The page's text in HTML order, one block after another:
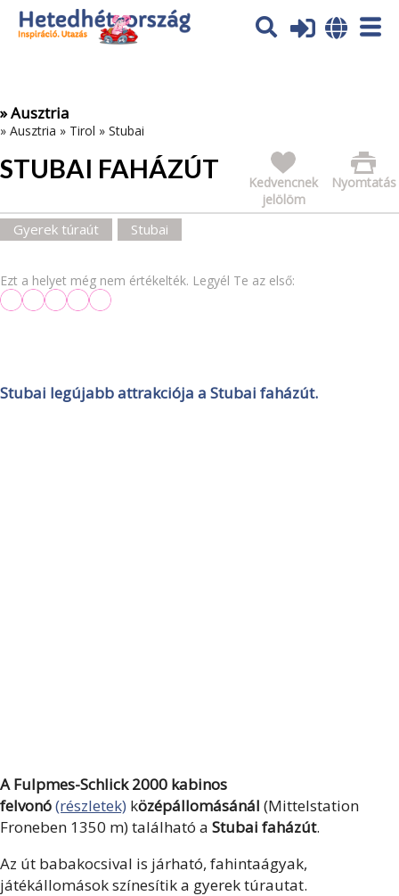
Az oldal sütiket (cookies) használ. További tájékoztatás itt:
Adatvédelmi tájékoztató
» Ausztria
» Ausztria » Tirol » Stubai
STUBAI FAHÁZÚT Nyomtatás
Kedvencnek
jelölöm
Gyerek túraút Stubai
Ezt a helyet még nem értékelték. Legyél Te az első:
Stubai legújabb attrakciója a Stubai faházút.
A Fulpmes-Schlick 2000 kabinos
felvonó(részletek) középállomásánál (Mittelstation
Froneben 1350 m) található a Stubai faházút.
Az út babakocsival is járható, fahintaágyak,
játékállomások színesítik a gyerek túrautat.